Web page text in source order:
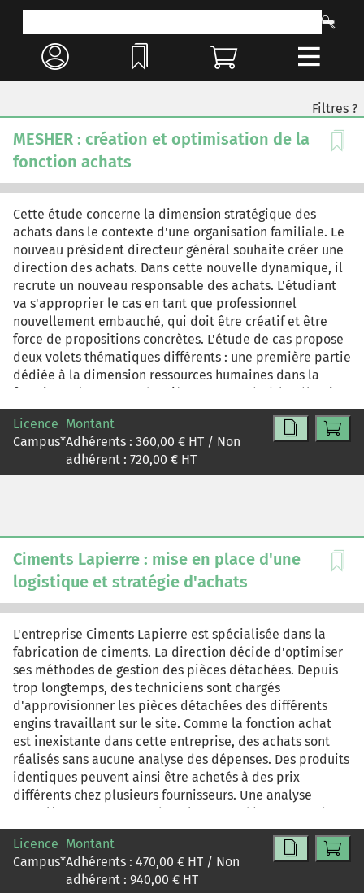
Filtres ?
MESHER : création et optimisation de la
fonction achats
Cette étude concerne la dimension stratégique des
achats dans le contexte d'une organisation familiale. Le
nouveau président directeur général souhaite créer une
direction des achats. Dans cette nouvelle dynamique, il
recrute un nouveau responsable des achats. L'étudiant
va s'approprier le cas en tant que professionnel
nouvellement embauché, qui doit être créatif et être
force de propositions concrètes. L'étude de cas propose
deux volets thématiques différents : une première partie
dédiée à la dimension ressources humaines dans la
fonction achat et une deuxième consacrée à la sélection
du fournisseur dans le domaine des SIRH. C'est un cas de
synthèse sur toutes les dimensions de la fonction Achats
et SIRH.
Licence
Campus*
Montant
Adhérents : 360,00 € HT / Non
adhérent : 720,00 € HT
Ciments Lapierre : mise en place d'une
logistique et stratégie d'achats
L'entreprise Ciments Lapierre est spécialisée dans la
fabrication de ciments. La direction décide d'optimiser
ses méthodes de gestion des pièces détachées. Depuis
trop longtemps, des techniciens sont chargés
d'approvisionner les pièces détachées des différents
engins travaillant sur le site. Comme la fonction achat
est inexistante dans cette entreprise, des achats sont
réalisés sans aucune analyse des dépenses. Des produits
identiques peuvent ainsi être achetés à des prix
différents chez plusieurs fournisseurs. Une analyse
complète va permettre d'analyser ces dépenses et de
définir une véritable stratégie d'achat permettant de
générer des gains. Ce cas relatif à la gestion des achats
met l'accent sur les erreurs classiques rencontrées dans
les entreprises industrielles : confusion méthode à seuil
Licence
Campus*
Montant
Adhérents : 470,00 € HT / Non
adhérent : 940,00 € HT